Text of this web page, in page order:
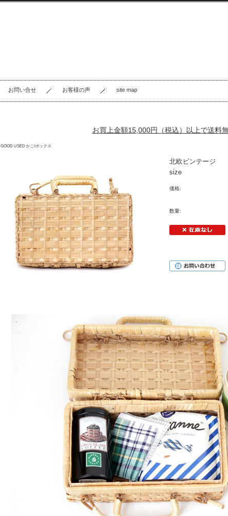
お問い合せ お客様の声 site map
お買上金額15,000円（税込）以上で送料無
GOOD USED かご/ボックス
北欧ビンテー
価格:
数量: